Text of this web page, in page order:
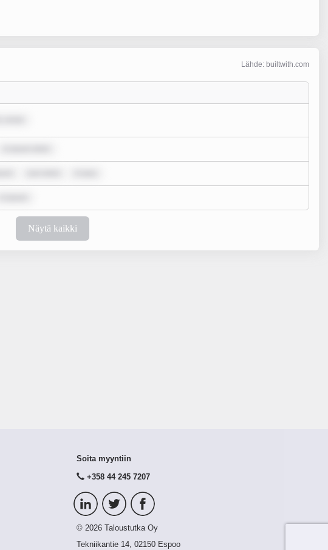
Lähde: builtwith.com
Näytä kaikki
Soita myyntiin
+358 44 245 7207
© 2026 Taloustutka Oy
Tekniikantie 14, 02150 Espoo